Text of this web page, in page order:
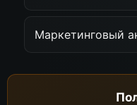
Маркетинговый